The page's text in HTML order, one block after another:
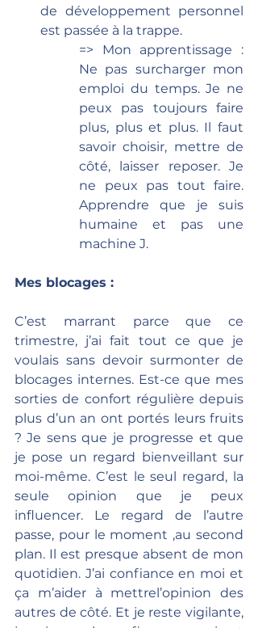
de développement personnel
est passée à la trappe.
=> Mon apprentissage :
Ne pas surcharger mon
emploi du temps. Je ne
peux pas toujours faire
plus, plus et plus. Il faut
savoir choisir, mettre de
côté, laisser reposer. Je
ne peux pas tout faire.
Apprendre que je suis
humaine et pas une
machine J.
Mes blocages :
C’est marrant parce que ce
trimestre, j’ai fait tout ce que je
voulais sans devoir surmonter de
blocages internes. Est-ce que mes
sorties de confort régulière depuis
plus d’un an ont portés leurs fruits
? Je sens que je progresse et que
je pose un regard bienveillant sur
moi-même. C’est le seul regard, la
seule opinion que je peux
influencer. Le regard de l’autre
passe, pour le moment ,au second
plan. Il est presque absent de mon
quotidien. J’ai confiance en moi et
ça m’aider à mettrel’opinion des
autres de côté. Et je reste vigilante,